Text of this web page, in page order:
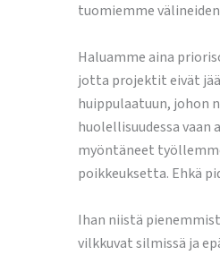
tuomiemme
Haluamme aina
jotta projektit eivät jää
huippulaatuun, johon
huolellisuudessa
myöntäneet
poikkeuksetta. Ehkä
Ihan niistä
vilkkuvat silmissä ja